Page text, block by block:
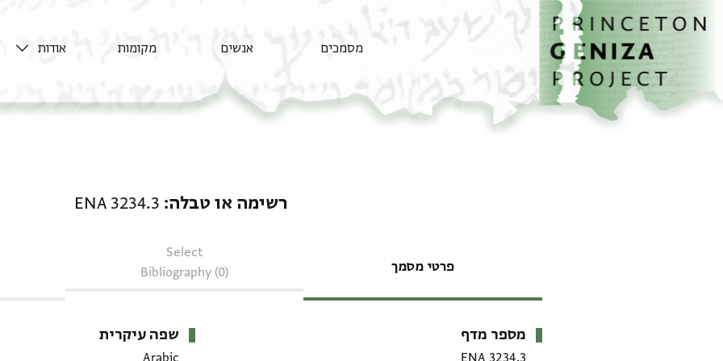
דילוג לתוכן
דף הבית
מסמכים אנשים מקומות אודות
רשימה או טבלה ENA 3234.3
פרטי מסמך
Select
Bibliography (0)
מטא-דאטא
מספר מדף שפה עיקרית